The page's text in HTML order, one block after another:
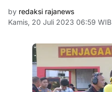
by redaksi rajanews
Kamis, 20 Juli 2023 06:59 WIB